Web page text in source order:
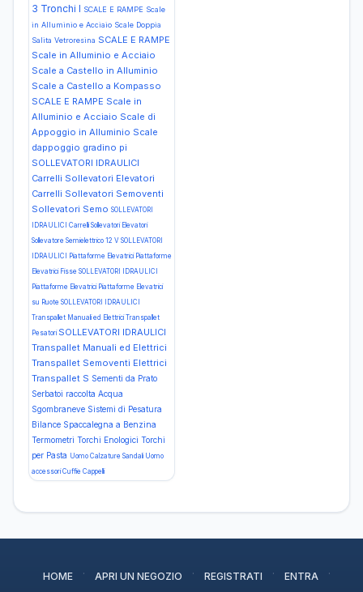
3 Tronchi I SCALE E RAMPE Scale
in Alluminio e Acciaio Scale Doppia
Salita Vetroresina SCALE E RAMPE
Scale in Alluminio e Acciaio
Scale a Castello in Alluminio
Scale a Castello a Kompasso
SCALE E RAMPE Scale in
Alluminio e Acciaio Scale di
Appoggio in Alluminio Scale
dappoggio gradino pi
SOLLEVATORI IDRAULICI
Carrelli Sollevatori Elevatori
Carrelli Sollevatori Semoventi
Sollevatori Semo SOLLEVATORI
IDRAULICI Carrelli Sollevatori Elevatori
Sollevatore Semielettrico 12 V SOLLEVATORI
IDRAULICI Piattaforme Elevatrici Piattaforme
Elevatrici Fisse SOLLEVATORI IDRAULICI
Piattaforme Elevatrici Piattaforme Elevatrici
su Ruote SOLLEVATORI IDRAULICI
Transpallet Manuali ed Elettrici Transpallet
Pesatori SOLLEVATORI IDRAULICI
Transpallet Manuali ed Elettrici
Transpallet Semoventi Elettrici
Transpallet S Sementi da Prato
Serbatoi raccolta Acqua
Sgombraneve Sistemi di Pesatura
Bilance Spaccalegna a Benzina
Termometri Torchi Enologici Torchi
per Pasta Uomo Calzature Sandali Uomo
accessori Cuffie Cappelli
HOME · APRI UN NEGOZIO · REGISTRATI · ENTRA
·